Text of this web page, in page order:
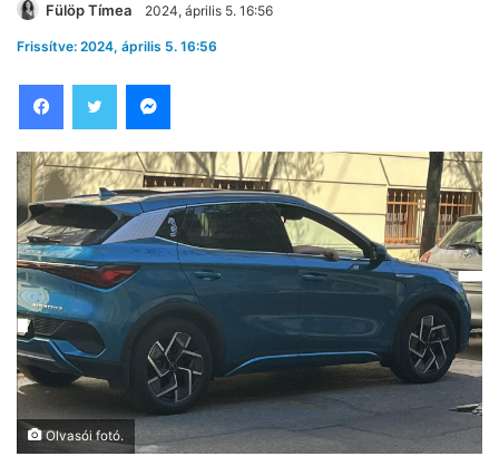
Fülöp Tímea 2024, április 5. 16:56
Frissítve: 2024, április 5. 16:56
Olvasói fotó.